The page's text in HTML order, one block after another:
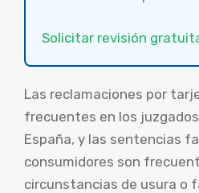
Solicitar revisión
Las reclamaciones por
frecuentes en los
España, y las sentencias
consumidores son
circunstancias de usura o